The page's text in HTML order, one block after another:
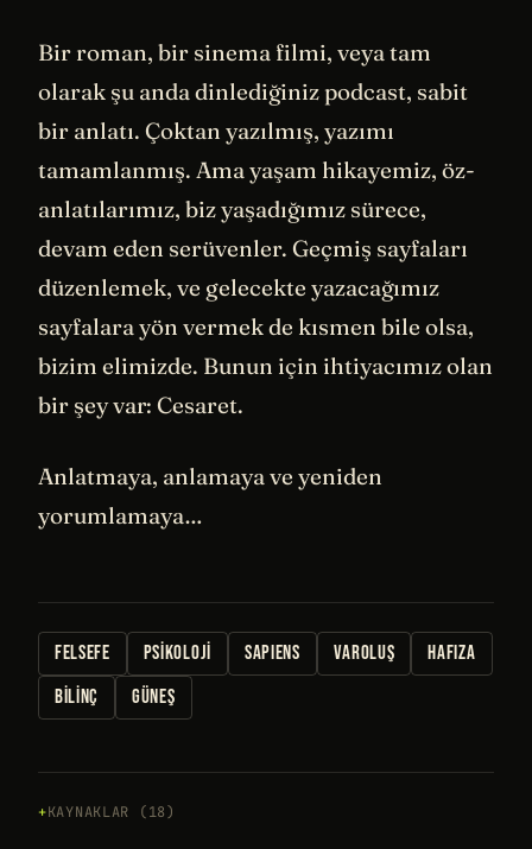
Bir roman, bir sinema filmi, veya tam
olarak şu anda dinlediğiniz podcast, sabit
bir anlatı. Çoktan yazılmış, yazımı
tamamlanmış. Ama yaşam hikayemiz, öz-
anlatılarımız, biz yaşadığımız sürece,
devam eden serüvenler. Geçmiş sayfaları
düzenlemek, ve gelecekte yazacağımız
sayfalara yön vermek de kısmen bile olsa,
bizim elimizde. Bunun için ihtiyacımız olan
bir şey var: Cesaret.
Anlatmaya, anlamaya ve yeniden
yorumlamaya…
FELSEFE PSIKOLOJI SAPIENS VAROLUŞ
HAFIZA
BILINÇ
GÜNEŞ
KAYNAKLAR (18)